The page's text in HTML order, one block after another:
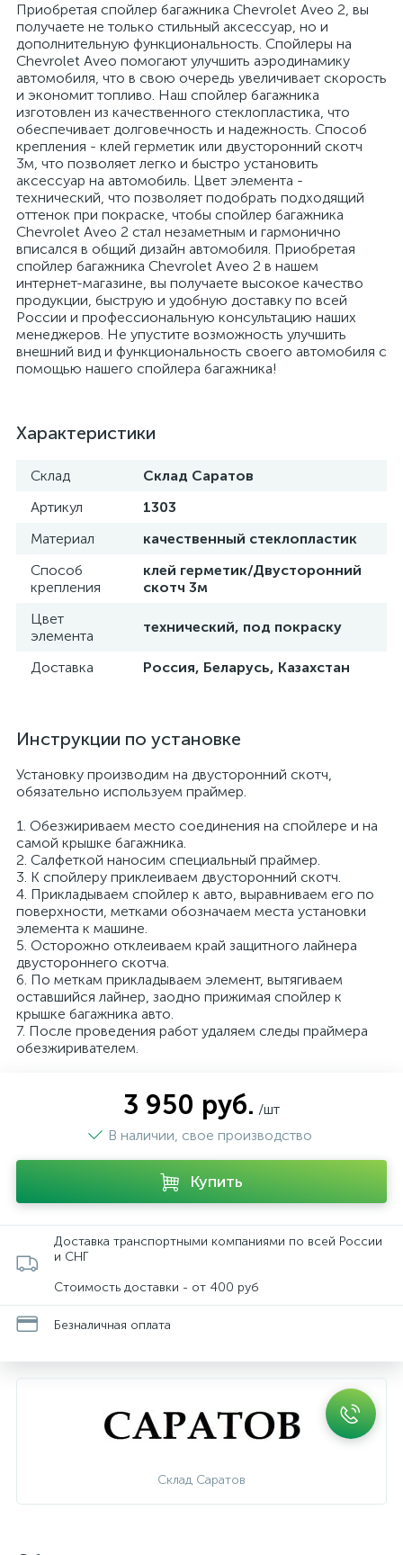
Приобретая спойлер багажника Chevrolet Aveo 2, вы
получаете не только стильный аксессуар, но и
дополнительную функциональность. Спойлеры на
Chevrolet Aveo помогают улучшить аэродинамику
автомобиля, что в свою очередь увеличивает скорость
и экономит топливо. Наш спойлер багажника
изготовлен из качественного стеклопластика, что
обеспечивает долговечность и надежность. Способ
крепления - клей герметик или двусторонний скотч
3м, что позволяет легко и быстро установить
аксессуар на автомобиль. Цвет элемента -
технический, что позволяет подобрать подходящий
оттенок при покраске, чтобы спойлер багажника
Chevrolet Aveo 2 стал незаметным и гармонично
вписался в общий дизайн автомобиля. Приобретая
спойлер багажника Chevrolet Aveo 2 в нашем
интернет-магазине, вы получаете высокое качество
продукции, быструю и удобную доставку по всей
России и профессиональную консультацию наших
менеджеров. Не упустите возможность улучшить
внешний вид и функциональность своего автомобиля с
помощью нашего спойлера багажника!
Характеристики
Склад
Склад Саратов
Артикул
1303
Материал
качественный стеклопластик
Способ
крепления
клей герметик/Двусторонний
скотч 3м
Цвет
элемента
технический, под покраску
Доставка Россия, Беларусь, Казахстан
Инструкции по установке
Установку производим на двусторонний скотч,
обязательно используем праймер.
1. Обезжириваем место соединения на спойлере и на
самой крышке багажника.
2. Салфеткой наносим специальный праймер.
3. К спойлеру приклеиваем двусторонний скотч.
4. Прикладываем спойлер к авто, выравниваем его по
поверхности, метками обозначаем места установки
элемента к машине.
5. Осторожно отклеиваем край защитного лайнера
двустороннего скотча.
6. По меткам прикладываем элемент, вытягиваем
оставшийся лайнер, заодно прижимая спойлер к
крышке багажника авто.
7. После проведения работ удаляем следы праймера
обезжиривателем.
3 950 руб. /шт
В наличии, свое производство
Купить
Доставка транспортными компаниями по всей России
и СНГ
Стоимость доставки - от 400 руб
Безналичная оплата
Склад Саратов